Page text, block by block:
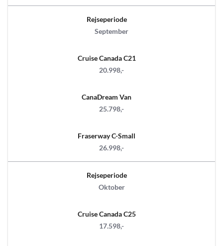
Rejseperiode
September
Cruise Canada C21
20.998,-
CanaDream Van
25.798,-
Fraserway C-Small
26.998,-
Rejseperiode
Oktober
Cruise Canada C25
17.598,-